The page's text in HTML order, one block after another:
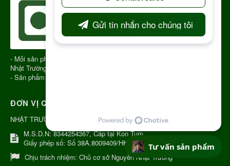
- Mỗi sản phẩm gửi đi có QR CODE để truy xuất nguồn gốc sản phẩm
Nhật Trường Kon Tum
- Sản phẩm chính gốc Kon Tum Việt Nam
ĐƠN VỊ QUẢN LÝ
NHẬT TRƯỜNG KON TUM
M.S.D.N: 8344254367, Cấp tại Kon Tum.
Giấy phép số: Số 38A.8009409/HKD
Chịu trách nhiệm: Chủ cơ sở Nguyễn Nhật Trường
Tư vấn sản phẩm